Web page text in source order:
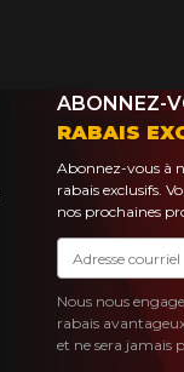
ABONNEZ-
RABAIS
Abonnez-vous à
rabais exclusifs.
nos prochaines
Courriel
Nous nous
rabais
et ne sera jamais